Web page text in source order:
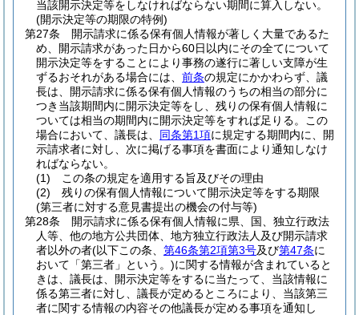
当該開示決定等をしなければならない期間に算入しない。
(開示決定等の期限の特例)
第27条
開示請求に係る保有個人情報が著しく大量であるた
め、開示請求があった日から60日以内にその全てについて
開示決定等をすることにより事務の遂行に著しい支障が生
ずるおそれがある場合には、 前条の規定にかかわらず、議
長は、開示請求に係る保有個人情報のうちの相当の部分に
つき当該期間内に開示決定等をし、残りの保有個人情報に
ついては相当の期間内に開示決定等をすれば足りる。
この
場合において、議長は、 同条第1項に規定する期間内に、開
示請求者に対し、次に掲げる事項を書面により通知しなけ
ればならない。
(1)
この条の規定を適用する旨及びその理由
(2)
残りの保有個人情報について開示決定等をする期限
(第三者に対する意見書提出の機会の付与等)
第28条
開示請求に係る保有個人情報に県、国、独立行政法
人等、他の地方公共団体、地方独立行政法人及び開示請求
者以外の者(以下この条、 第46条第2項第3号及び第47条に
おいて「第三者」という。)に関する情報が含まれていると
きは、議長は、開示決定等をするに当たって、当該情報に
係る第三者に対し、議長が定めるところにより、当該第三
者に関する情報の内容その他議長が定める事項を通知し